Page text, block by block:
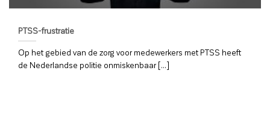
PTSS-frustratie
Op het gebied van de zorg voor medewerkers met PTSS heeft
de Nederlandse politie onmiskenbaar [...]